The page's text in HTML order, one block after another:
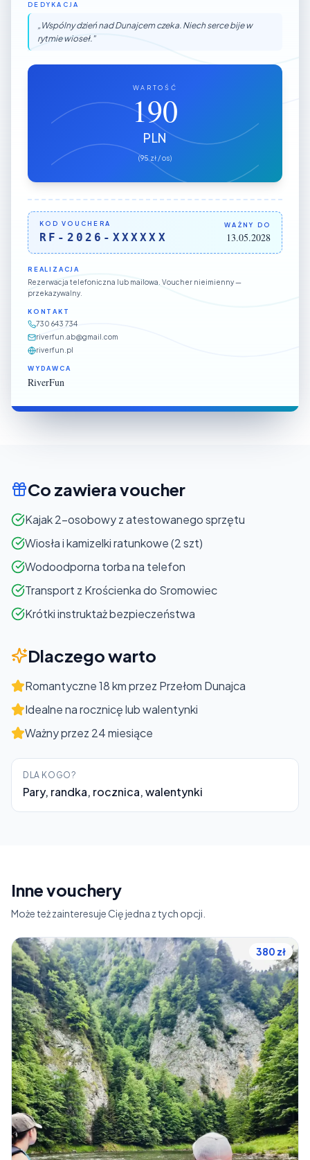
DEDYKACJA
„ Wspólny dzień nad Dunajcem czeka. Niech serce bije w
rytmie wioseł."
WARTOŚĆ
190
PLN
(95 zł / os)
KOD VOUCHERA
RF-2026-XXXXXX
WAŻNY DO
13.05.2028
REALIZACJA
Rezerwacja telefoniczna lub mailowa. Voucher nieimienny —
przekazywalny.
KONTAKT
730 643 734
riverfun.ab@gmail.com
riverfun.pl
WYDAWCA
RiverFun
Co zawiera voucher
Kajak 2-osobowy z atestowanego sprzętu
Wiosła i kamizelki ratunkowe (2 szt)
Wodoodporna torba na telefon
Transport z Krościenka do Sromowiec
Krótki instruktaż bezpieczeństwa
Dlaczego warto
Romantyczne 18 km przez Przełom Dunajca
Idealne na rocznicę lub walentynki
Ważny przez 24 miesiące
DLA KOGO?
Pary, randka, rocznica, walentynki
Inne vouchery
Może też zainteresuje Cię jedna z tych opcji.
380 zł